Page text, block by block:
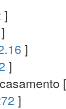
]
]
]
]
]